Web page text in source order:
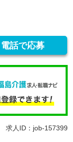
電話で応募
求人ID：job-157399